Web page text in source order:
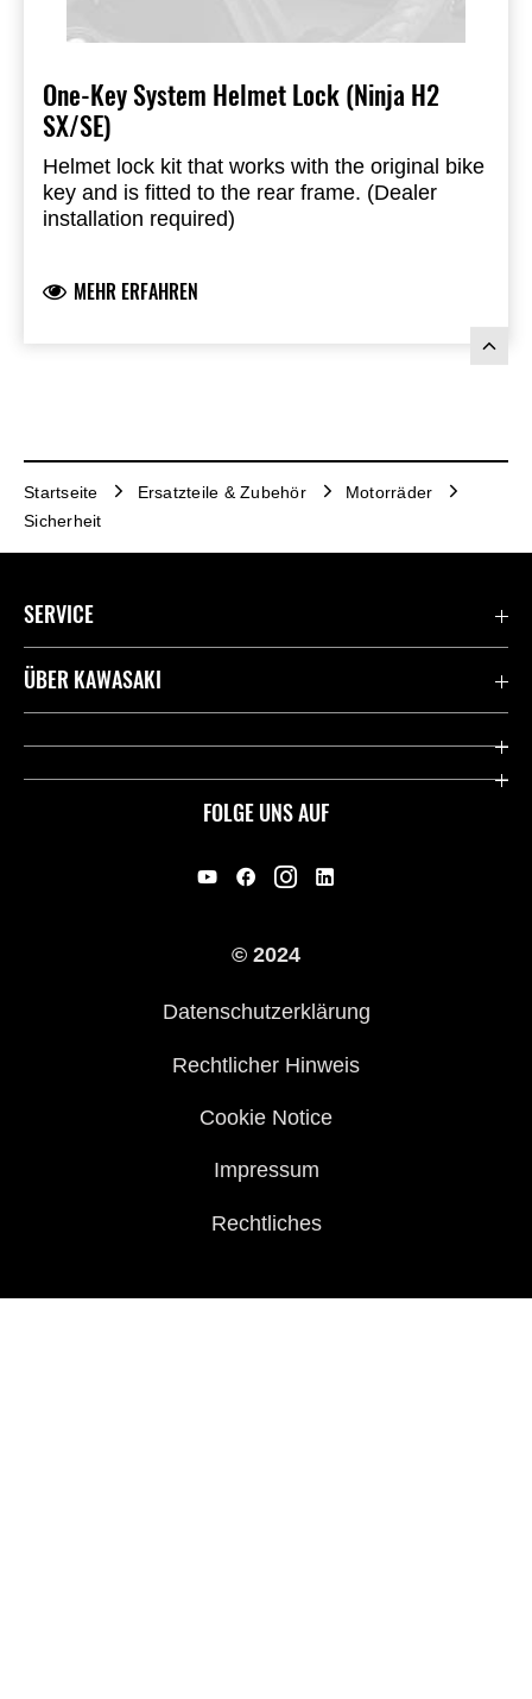
One-Key System Helmet Lock (Ninja H2
SX/SE)
Helmet lock kit that works with the original bike
key and is fitted to the rear frame. (Dealer
installation required)
MEHR ERFAHREN
Startseite Ersatzteile & Zubehör
Motorräder
Sicherheit
FOLGE UNS AUF
SERVICE
Kontaktiere uns
ÜBER KAWASAKI
Kawasaki Deutschland
© 2024
Datenschutzerklärung
Rechtlicher Hinweis
Cookie Notice
Impressum
Rechtliches